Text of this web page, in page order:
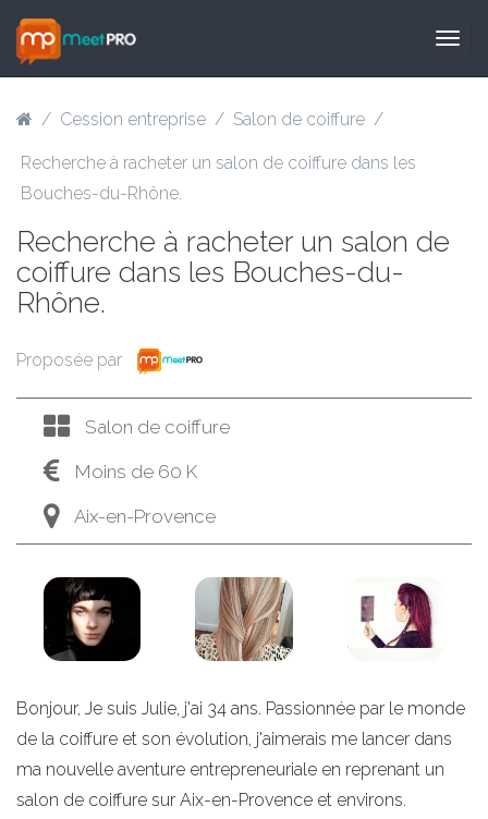
/ Cession entreprise / Salon de coiffure /
Recherche à racheter un salon de coiffure dans les
Bouches-du-Rhône.
Recherche à racheter un salon de
coiffure dans les Bouches-du-
Rhône.
Proposée par
Salon de coiffure
Moins de 60 K
Aix-en-Provence
Bonjour, Je suis Julie, j'ai 34 ans. Passionnée par le monde
de la coiffure et son évolution, j'aimerais me lancer dans
ma nouvelle aventure entrepreneuriale en reprenant un
salon de coiffure sur Aix-en-Provence et environs.